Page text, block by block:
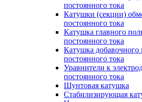
постоянного тока
Катушки (секции)
постоянного тока
Катушка главного
постоянного тока
Катушка добавочного
постоянного тока
Уравнители к
постоянного тока
Шунтовая катушка
Стабилизирующая